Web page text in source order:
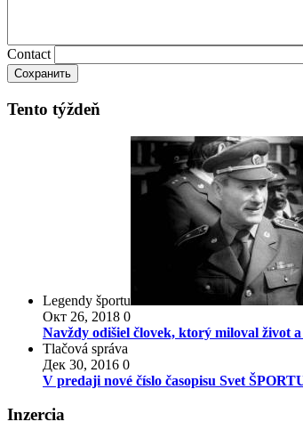
Contact
Tento týždeň
Legendy športu
Окт 26, 2018 0
Navždy odišiel človek, ktorý miloval život
Tlačová správa
Дек 30, 2016 0
V predaji nové číslo časopisu Svet
Inzercia